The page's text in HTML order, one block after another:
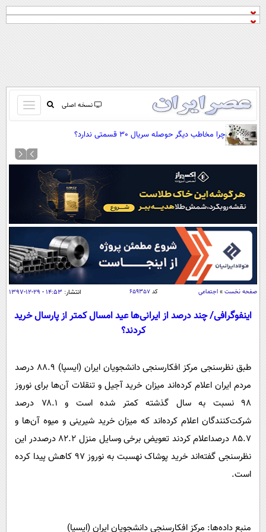
نسخه اصلی
باز
و
کردن
منو
صفحه اول
آرشیو
نظرسنجی
آب و هوا
اوقات شرعی
سواد زندگی
سیاسی
اقتصاد
اقتصادی
خودرو
جامعه
اجتماعی
محیط زیست
سفر و تفریح
ورزشی
سیاست خارجی
فرهنگ و هنر
علم و دانش
فناوری و It
اخبار کریپتو
چرا مخاطب دیگر حوصله سریال 30 قسمتی ندارد؟
صفحه نخست » اجتماعی کد۶۵۹۳۵۷ انتشار: ۱۴:۵۳ - ۲۹-۱۲-۱۳۹۷
اینفوگرافی/ چند درصد از ایرانی‌ها عید امسال کمتر از پارسال خرید
کردند؟
طبق نظرسنجی مرکز افکارسنجی دانشجویان ایران (ایسپا) ۸۸.۹ درصد
مردم ایران اعلام کرده‌اند میزان خرید آجیل و تنقلات آن‌ها برای نوروز
۹۸ نسبت به سال گذشته کمتر شده است و ۷۸.۱ درصد
شرکت‌کنندگان اعلام کرده‌اند که میزان خرید شیرینی و میوه آن‌ها و
۸۵.۷ درصداعلام کردند تعویض برخی وسایل منزل ۸۲.۲ درصددر این
نظرسنجی گفته‌اند خرید پوشاک نهسبت به نوروز ۹۷ کاهش پیدا کرده
است.
منبع داده‌ها: مرکز افکارسنجی دانشجویان ایران (ایسپا)